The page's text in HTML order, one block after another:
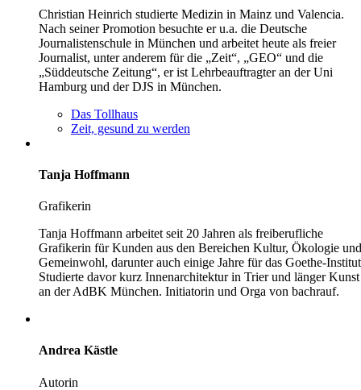
Christian Heinrich studierte Medizin in Mainz und Valencia.
Nach seiner Promotion besuchte er u.a. die Deutsche
Journalistenschule in München und arbeitet heute als freier
Journalist, unter anderem für die „Zeit“, „GEO“ und die
„Süddeutsche Zeitung“, er ist Lehrbeauftragter an der Uni
Hamburg und der DJS in München.
Das Tollhaus
Zeit, gesund zu werden
Tanja Hoffmann
Grafikerin
Tanja Hoffmann arbeitet seit 20 Jahren als freiberufliche
Grafikerin für Kunden aus den Bereichen Kultur, Ökologie und
Gemeinwohl, darunter auch einige Jahre für das Goethe-
Studierte davor kurz Innenarchitektur in Trier und länger Kunst
an der AdBK München. Initiatorin und Orga von bachrauf.
Andrea Kästle
Autorin